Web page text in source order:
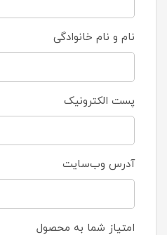
نام و نام خانوادگی
پست الکترونیک
آدرس وب‌سایت
امتیاز شما به محصول